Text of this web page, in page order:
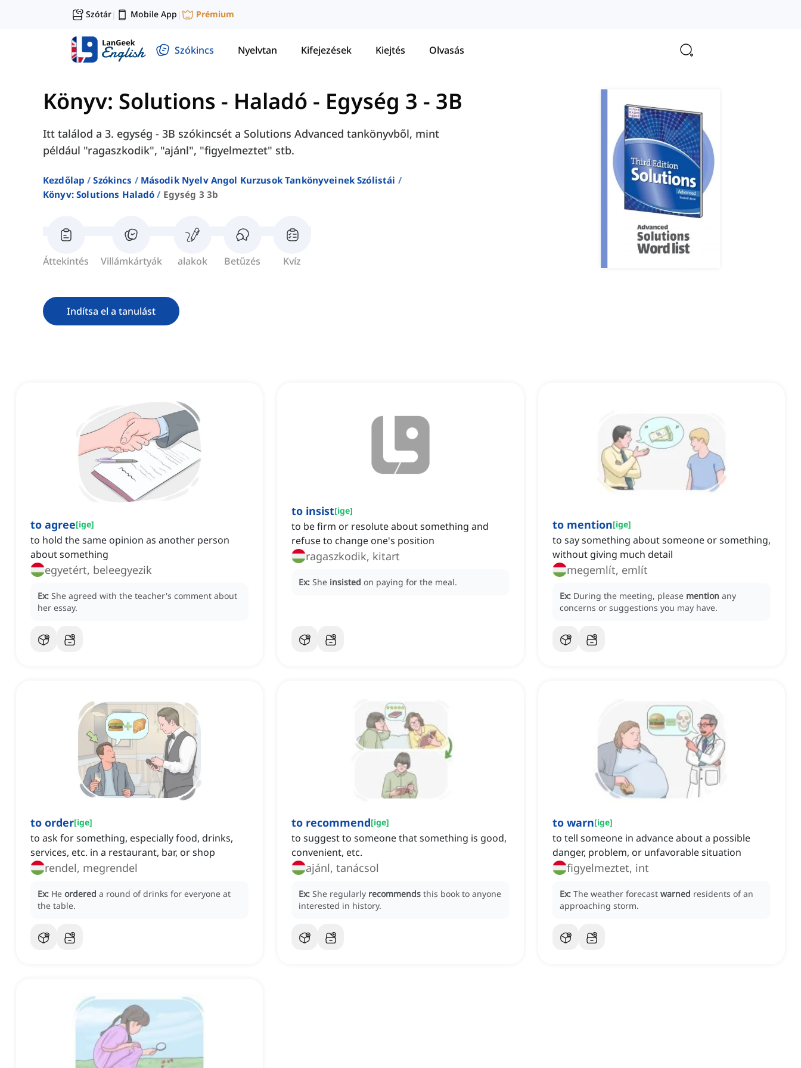
Szótár| Mobile App | Prémium
Szókincs Nyelvtan Kifejezések Kiejtés Olvasás
Könyv: Solutions - Haladó - Egység 3 - 3B
Itt találod a 3. egység - 3B szókincsét a Solutions Advanced tankönyvből, mint
például "ragaszkodik", "ajánl", "figyelmeztet" stb.
Kezdőlap Szókincs
Második Nyelv Angol Kurzusok Tankönyveinek Szólistái
Könyv: Solutions Haladó
Egység 3 3b
Áttekintés Villámkártyák alakok Betűzés Kvíz
Indítsa el a tanulást
to agree[ige]
to hold the same opinion as another person
about something
egyetért, beleegyezik
Ex: She agreed with the teacher's comment about
her essay.
to insist[ige]
to be firm or resolute about something and
refuse to change one's position
ragaszkodik, kitart
Ex: She insisted on paying for the meal.
to mention[ige]
to say something about someone or something,
without giving much detail
megemlít, említ
Ex: During the meeting, please mention any
concerns or suggestions you may have.
to order[ige]
to ask for something, especially food, drinks,
services, etc. in a restaurant, bar, or shop
rendel, megrendel
Ex: He ordered a round of drinks for everyone at
the table.
to recommend[ige]
to suggest to someone that something is good,
convenient, etc.
ajánl, tanácsol
Ex: She regularly recommends this book to anyone
interested in history.
to warn[ige]
to tell someone in advance about a possible
danger, problem, or unfavorable situation
figyelmeztet, int
Ex: The weather forecast warned residents of an
approaching storm.